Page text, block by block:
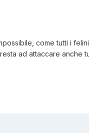
come tutti i
ad attaccare anche